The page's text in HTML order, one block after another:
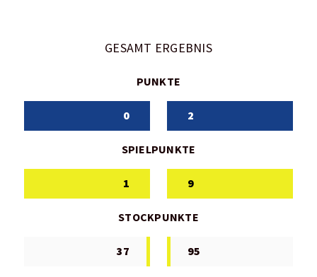
GESAMT ERGEBNIS
PUNKTE
0 2
SPIELPUNKTE
1 9
STOCKPUNKTE
37 95